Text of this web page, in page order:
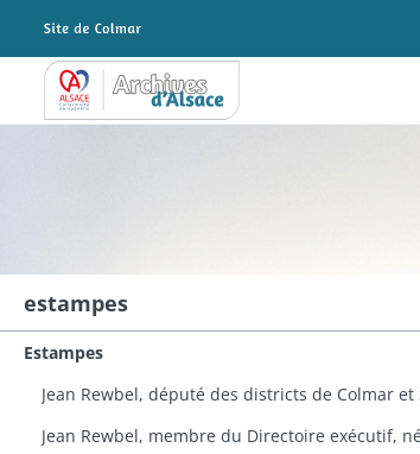
Archives Alsace - Colmar
estampes
Estampes